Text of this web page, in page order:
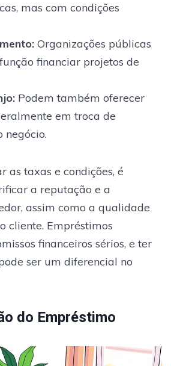
mas com condições
Organizações públicas
financiar projetos de
Podem também oferecer
em troca de
negócio.
as taxas e condições, é
a reputação e a
assim como a qualidade
cliente. Empréstimos
financeiros sérios, e ter
ser um diferencial no
do Empréstimo